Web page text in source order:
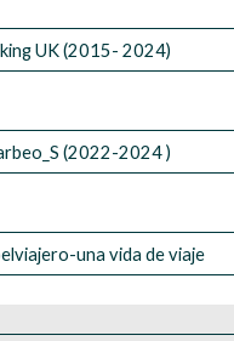
UK (2015- 2024)
(2022-2024 )
una vida de viaje